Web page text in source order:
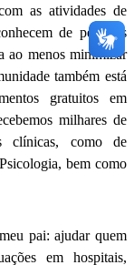
as atividades de
de perto as
ao menos minimizar
também está
gratuitos em
milhares de
clínicas, como de
bem como
pai: ajudar quem
em hospitais,